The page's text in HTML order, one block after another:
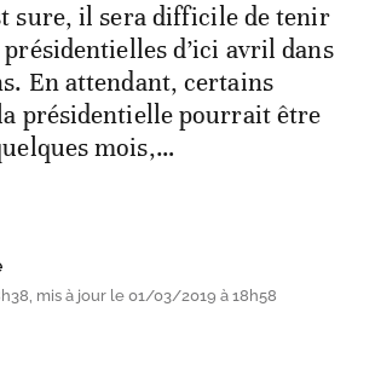
sure, il sera difficile de tenir
d’ici avril dans
En attendant, certains
présidentielle pourrait être
mois,…
mis à jour le 01/03/2019 à 18h58